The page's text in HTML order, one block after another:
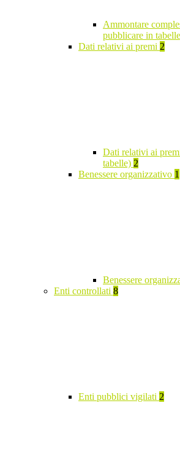
Ammontare
pubblicare in
Dati relativi ai premi 2
Dati relativi ai
tabelle) 2
Benessere organizzativo 1
Benessere
Enti controllati 8
Enti pubblici vigilati 2